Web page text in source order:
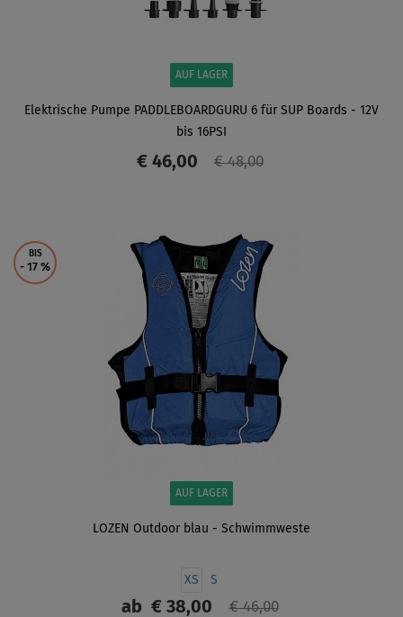
AUF LAGER
Elektrische Pumpe PADDLEBOARDGURU 6 für SUP Boards - 12V
bis 16PSI
€ 46,00 € 48,00
BIS
- 17 %
AUF LAGER
LOZEN Outdoor blau - Schwimmweste
XS S
ab€ 38,00 € 46,00